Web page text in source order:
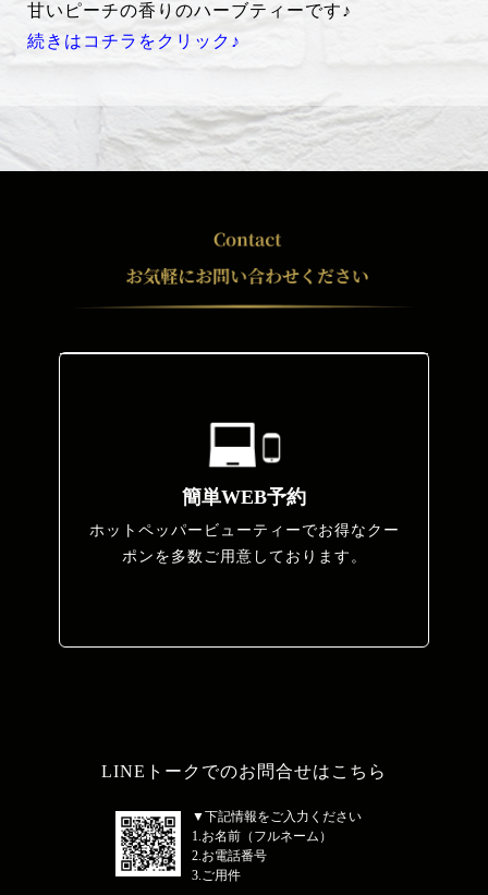
甘いピーチの香りのハーブティーです♪
続きはコチラをクリック♪
簡単WEB予約
ホットペッパービューティーでお得なクー
ポンを多数ご用意しております。
LINEトークでのお問合せはこちら
▼下記情報をご入力ください
1.お名前（フルネーム）
2.お電話番号
3.ご用件